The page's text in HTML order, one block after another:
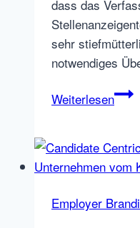
dass das
sehr
notwendiges
Weiterlesen
So
die
Employer